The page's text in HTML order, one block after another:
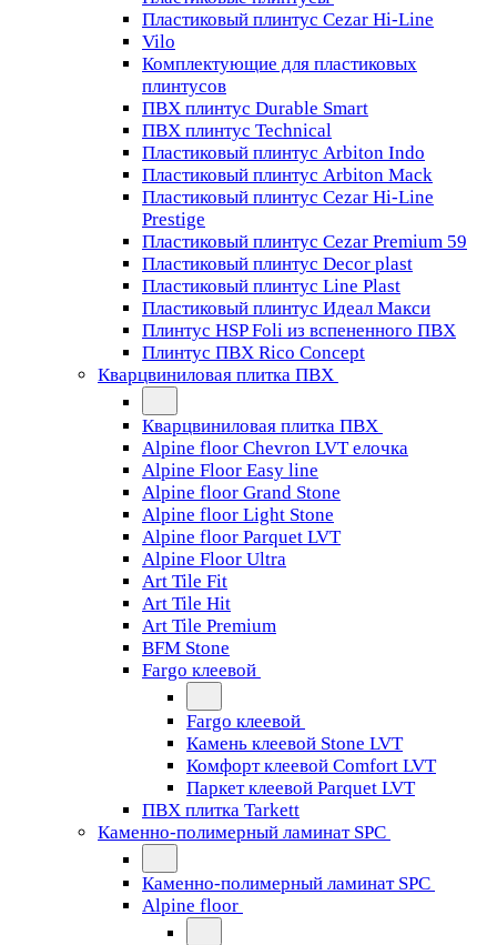
Пластиковый плинтус Cezar Hi-Line
Vilo
Комплектующие для пластиковых
плинтусов
ПВХ плинтус Durable Smart
ПВХ плинтус Technical
Пластиковый плинтус Arbiton Indo
Пластиковый плинтус Arbiton Mack
Пластиковый плинтус Cezar Hi-Line
Prestige
Пластиковый плинтус Cezar Premium 59
Пластиковый плинтус Decor plast
Пластиковый плинтус Line Plast
Пластиковый плинтус Идеал Макси
Плинтус HSP Foli из вспененного ПВХ
Плинтус ПВХ Rico Concept
Кварцвиниловая плитка ПВХ
Кварцвиниловая плитка ПВХ
Alpine floor Chevron LVT елочка
Alpine Floor Easy line
Alpine floor Grand Stone
Alpine floor Light Stone
Alpine floor Parquet LVT
Alpine Floor Ultra
Art Tile Fit
Art Tile Hit
Art Tile Premium
BFM Stone
Fargo клеевой
Fargo клеевой
Камень клеевой Stone LVT
Комфорт клеевой Comfort LVT
Паркет клеевой Parquet LVT
ПВХ плитка Tarkett
Каменно-полимерный ламинат SPC
Каменно-полимерный ламинат SPC
Alpine floor